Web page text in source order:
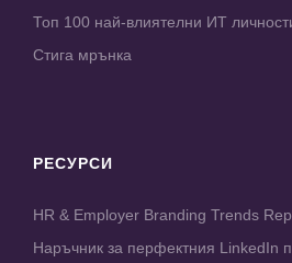
Топ 100 най-влиятелни ИТ
Стига мрънка
РЕСУРСИ
HR & Employer Branding Trends
Наръчник за перфектния LinkedIn